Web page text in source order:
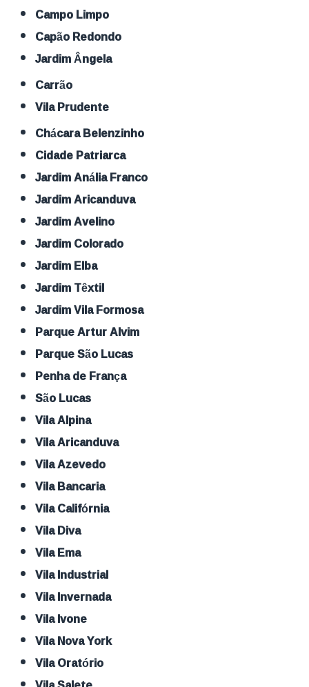
Campo Limpo
Capão Redondo
Jardim Ângela
Carrão
Vila Prudente
Chácara Belenzinho
Cidade Patriarca
Jardim Anália Franco
Jardim Aricanduva
Jardim Avelino
Jardim Colorado
Jardim Elba
Jardim Têxtil
Jardim Vila Formosa
Parque Artur Alvim
Parque São Lucas
Penha de França
São Lucas
Vila Alpina
Vila Aricanduva
Vila Azevedo
Vila Bancaria
Vila Califórnia
Vila Diva
Vila Ema
Vila Industrial
Vila Invernada
Vila Ivone
Vila Nova York
Vila Oratório